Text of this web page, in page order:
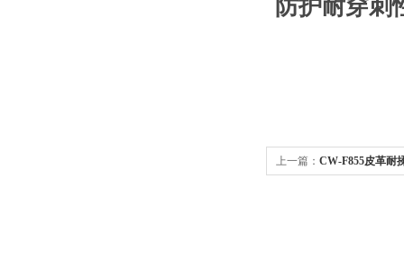
防护耐穿刺
上一篇： CW-F855皮革耐